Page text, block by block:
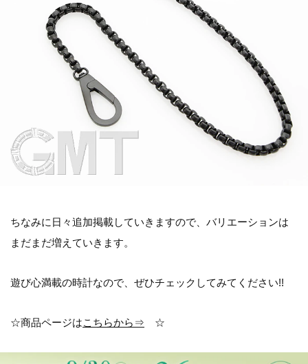
ちなみに日々追加掲載していきますので、バリエーションは
まだまだ増えていきます。
遊び心満載の時計なので、ぜひチェックしてみてください!!
☆商品ページはこちらから⇒ ☆